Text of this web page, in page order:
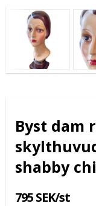
Byst dam
shabby
795 SEK/st